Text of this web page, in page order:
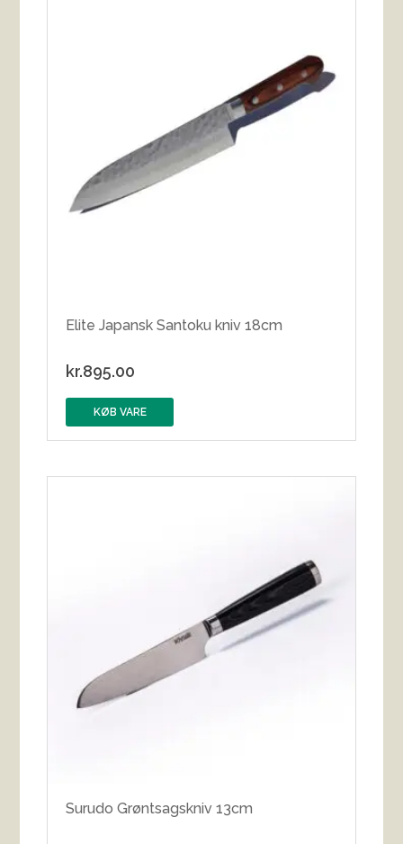
Elite Japansk Santoku kniv 18cm
kr.895.00
KØB VARE
Surudo Grøntsagskniv 13cm